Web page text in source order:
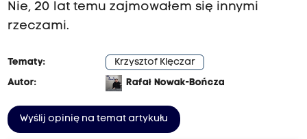
Nie, 20 lat temu zajmowałem się innymi
rzeczami.
Tematy:
Krzysztof Klęczar
Autor:
Rafał Nowak-Bończa
Wyślij opinię na temat artykułu